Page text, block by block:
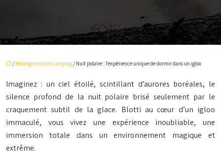
/ Hébergement en camping / Nuit polaire : l’expérience unique de dormir dans un igloo
Imaginez : un ciel étoilé, scintillant d’aurores boréales, le
silence profond de la nuit polaire brisé seulement par le
craquement subtil de la glace. Blotti au cœur d’un igloo
immaculé, vous vivez une expérience inoubliable, une
immersion totale dans un environnement magique et
extrême.